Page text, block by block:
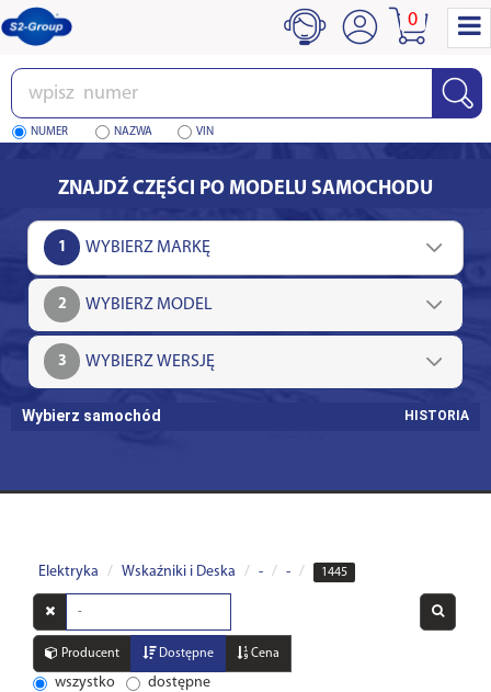
Wpisz
numer
NUMER NAZWA VIN
0
ZNAJDŹ CZĘŚCI PO MODELU SAMOCHODU
1
2
3
Wybierz samochód HISTORIA
Elektryka Wskaźniki i Deska - - 1445
Wyszukaj
w
opisachProducent Dostępne Cena
wszystko dostępne